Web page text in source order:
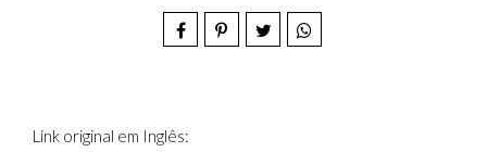
Link original em Inglês: